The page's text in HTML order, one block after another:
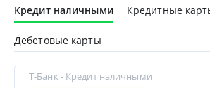
Кредит наличными Кредитные
Дебетовые карты
Т-Банк - Кредит наличными